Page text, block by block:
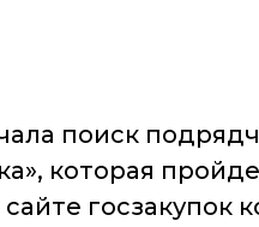
поиск
которая
госзакупок